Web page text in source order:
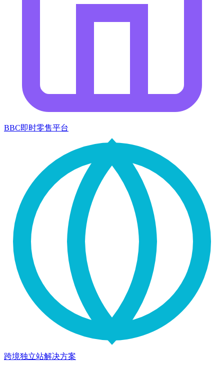
BBC即时零售平台
跨境独立站解决方案